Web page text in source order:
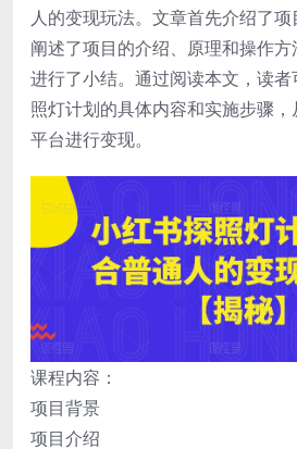
人的变现玩法。文章首先介绍了
阐述了项目的介绍、原理和操作
进行了小结。通过阅读本文，读
照灯计划的具体内容和实施步骤
平台进行变现。
课程内容：
项目背景
项目介绍